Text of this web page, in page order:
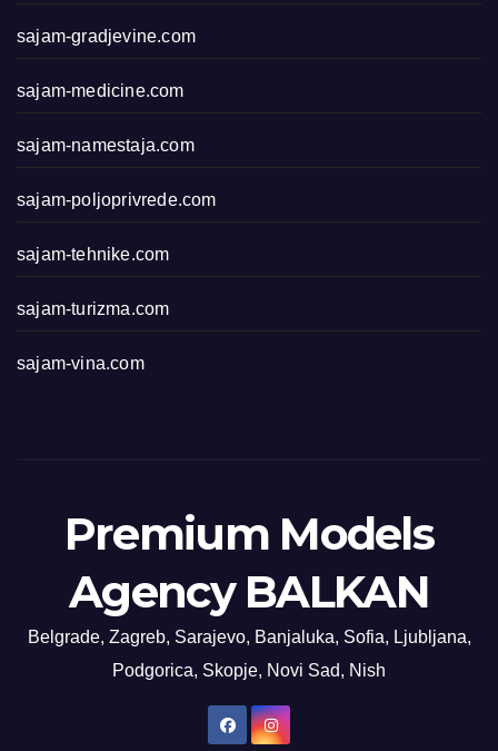
sajam-gradjevine.com
sajam-medicine.com
sajam-namestaja.com
sajam-poljoprivrede.com
sajam-tehnike.com
sajam-turizma.com
sajam-vina.com
Premium Models
Agency BALKAN
Belgrade, Zagreb, Sarajevo, Banjaluka, Sofia, Ljubljana,
Podgorica, Skopje, Novi Sad, Nish